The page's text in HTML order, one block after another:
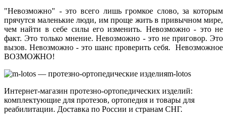
"Невозможно" - это всего лишь громкое слово, за которым
прячутся маленькие люди, им проще жить в привычном мире,
чем найти в себе силы его изменить. Невозможно - это не
факт. Это только мнение. Невозможно - это не приговор. Это
вызов. Невозможно - это шанс проверить себя. Невозможное
ВОЗМОЖНО!
m-lotos
Интернет-магазин протезно-ортопедических изделий:
комплектующие для протезов, ортопедия и товары для
реабилитации. Доставка по России и странам СНГ.